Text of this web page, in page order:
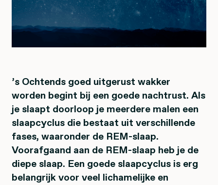
’s Ochtends goed uitgerust wakker
worden begint bij een goede nachtrust. Als
je slaapt doorloop je meerdere malen een
slaapcyclus die bestaat uit verschillende
fases, waaronder de REM-slaap.
Voorafgaand aan de REM-slaap heb je de
diepe slaap. Een goede slaapcyclus is erg
belangrijk voor veel lichamelijke en